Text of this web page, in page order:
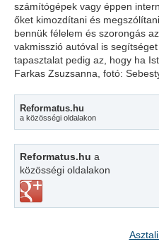
számítógépek vagy éppen
őket kimozdítani és
bennük félelem és szorongás
vakmisszió autóval is
tapasztalat pedig az, hogy ha
Farkas Zsuzsanna, fotó:
Reformatus.hu
a közösségi oldalakon
Reformatus.hu a
közösségi oldalakon